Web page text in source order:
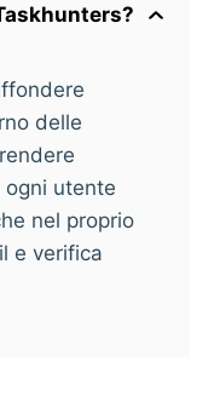
delle
ogni utente
nel proprio
e verifica